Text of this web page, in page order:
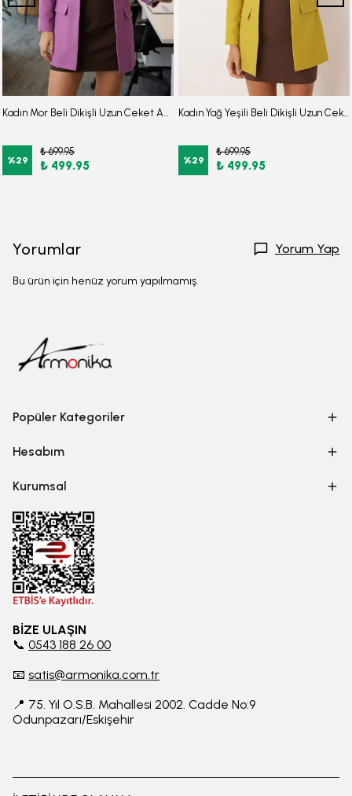
Kadın Mor Beli Dikişli Uzun Ceket ARM-26K001017
%29
₺ 699.95
₺ 499.95
Kadın Yağ Yeşili Beli Dikişli Uzun Ceket ARM-26K001017
%29
₺ 699.95
₺ 499.95
Yorumlar Yorum Yap
Bu ürün için henüz yorum yapılmamış.
Popüler Kategoriler
Hesabım
Kurumsal
BİZE ULAŞIN
📞 0543 188 26 00
📧 satis@armonika.com.tr
📍 75. Yıl O.S.B. Mahallesi 2002. Cadde No:9
Odunpazarı/Eskişehir